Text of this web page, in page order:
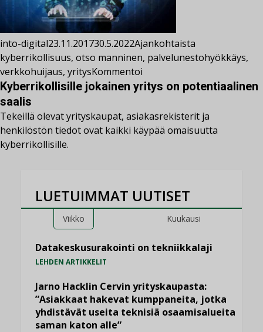
into-digital23.11.201730.5.2022Ajankohtaista
kyberrikollisuus, otso manninen, palvelunestohyökkäys,
verkkohuijaus, yritysKommentoi
Kyberrikollisille jokainen yritys on potentiaalinen
saalis
Tekeillä olevat yrityskaupat, asiakasrekisterit ja
henkilöstön tiedot ovat kaikki käypää omaisuutta
kyberrikollisille.
LUETUIMMAT UUTISET
Viikko Kuukausi
Datakeskusurakointi on tekniikkalaji
LEHDEN ARTIKKELIT
Jarno Hacklin Cervin yrityskaupasta:
”Asiakkaat hakevat kumppaneita, jotka
yhdistävät useita teknisiä osaamisalueita
saman katon alle”